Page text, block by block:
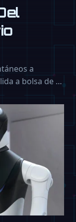
a
a bolsa de …